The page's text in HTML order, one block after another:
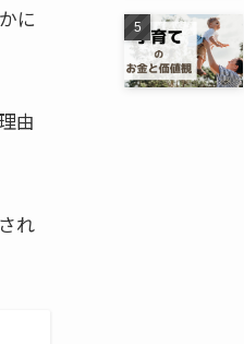
に
由
れ